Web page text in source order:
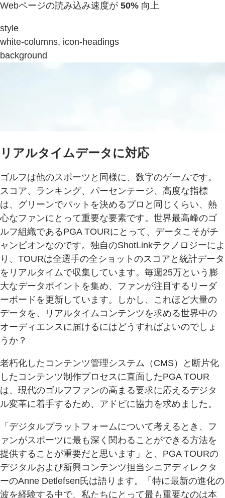
Webページの読み込み速度が 50% 向上
style
white-columns, icon-headings
background
リアルタイムデータに対応
ゴルフは他のスポーツと同様に、数字のゲームです。
スコア、ランキング、パーセンテージ、高度な指標
は、グリーンでパットを決めるプロと同じくらい、熱
心なファンにとって重要な要素です。世界最高峰のゴ
ルフ組織であるPGA TOURにとって、データこそがチ
ャンピオンなのです。独自のShotLinkテクノロジーによ
り、TOURは全選手の全ショットのスコアと統計データ
をリアルタイムで収集しています。毎週25万という膨
大なデータポイントを集め、ファンが注目するリーダ
ーボードを更新しています。しかし、これほど大量の
データを、リアルタイムコンテンツを求める世界中の
オーディエンスに届けるにはどうすればよいのでしょ
うか？
老朽化したコンテンツ管理システム（CMS）と断片化
したコンテンツ制作プロセスに直面したPGA TOUR
は、現代のゴルフファンの高まる要求に応えるデジタ
ル変革に着手するため、アドビに協力を求めました。
「デジタルプラットフォームについて考えるとき、フ
ァンがスポーツに最も深く関わることができる方法を
提供することが重要だと思います」と、PGA TOURの
デジタルおよび新興コンテンツ担当シニアディレクタ
ーのAnne Detlefsen氏は語ります。「特に最新の進化の
波を経験する中で、私たちにとって最も重要なのは本